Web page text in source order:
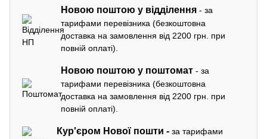
Новою поштою у відділення - за
тарифами перевізника (безкоштовна
доставка на замовлення від 2200 грн. при
повній оплаті).
Новою поштою у поштомат - за
тарифами перевізника (безкоштовна
доставка на замовлення від 2200 грн. при
повній оплаті).
Кур'єром Нової пошти -за тарифами